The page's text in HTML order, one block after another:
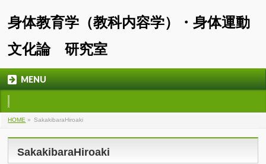
身体教育学（教科内容学）・身体運動
文化論 研究室
MENU
HOME » SakakibaraHiroaki
SakakibaraHiroaki